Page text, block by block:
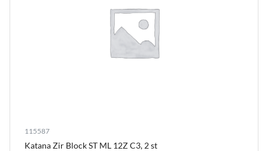
115587
Katana Zir Block ST ML 12Z C3, 2 st